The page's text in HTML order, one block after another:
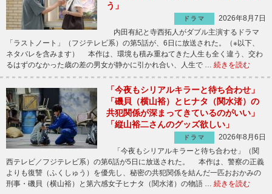
う」
ドラマ
2026年8月7日
内田有紀と寺西拓人がダブル主演するドラマ
「ラストノート」（フジテレビ系）の第5話が、6日に放送された。（※以下、
ネタバレを含みます） 本作は、環境も積み重ねてきた人生も全く違う、交わ
るはずのなかった歳の差の男女が静かに引かれ合い、人生で … 続きを読む
「今夜もシリアルキラーと待ち合わせ」
「磯貝（横山裕）とヒナタ（関水渚）の
共犯関係が深まってきているのがいい」
「縦山裕二さんのグッズ欲しい」
ドラマ
2026年8月6日
「今夜もシリアルキラーと待ち合わせ」（関
西テレビ／フジテレビ系）の第6話が5日に放送された。 本作は、警察の正義
よりも復讐（ふくしゅう）を優先し、秘密の共犯関係を結んだ一匹おおかみの
刑事・磯貝（横山裕）と第六感女子ヒナタ（関水渚）の物語 … 続きを読む